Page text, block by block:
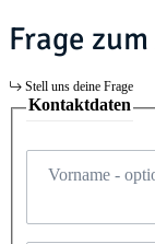
Frage
Stell uns deine Frage
Kontaktdaten
Vorname -